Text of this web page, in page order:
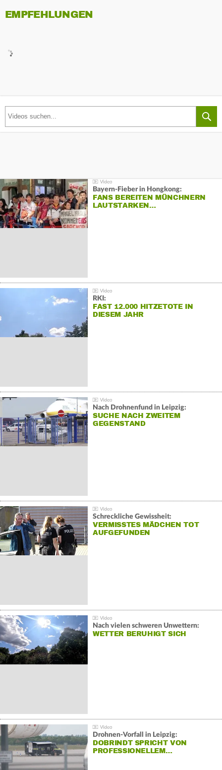
EMPFEHLUNGEN
Bayern-Fieber in Hongkong:
FANS BEREITEN MÜNCHNERN
LAUTSTARKEN…
RKI:
FAST 12.000 HITZETOTE IN
DIESEM JAHR
Nach Drohnenfund in Leipzig:
SUCHE NACH ZWEITEM
GEGENSTAND
Schreckliche Gewissheit:
VERMISSTES MÄDCHEN TOT
AUFGEFUNDEN
Nach vielen schweren Unwettern:
WETTER BERUHIGT SICH
Drohnen-Vorfall in Leipzig:
DOBRINDT SPRICHT VON
PROFESSIONELLEM…